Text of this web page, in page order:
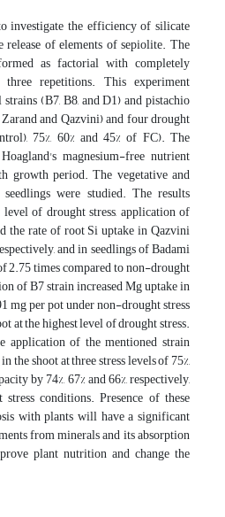
investigate the efficiency of silicate
of elements of sepiolite. The
as factorial with completely
repetitions. This experiment
(B7, B8, and D1) and pistachio
and Qazvini) and four drought
75%, 60% and 45% of FC). The
magnesium-free nutrient
growth period. The vegetative and
were studied. The results
of drought stress, application of
the rate of root Si uptake in Qazvini
and in seedlings of Badami
2.75 times compared to non-drought
of B7 strain increased Mg uptake in
mg per pot under non-drought stress
at the highest level of drought stress.
application of the mentioned strain
the shoot at three stress levels of 75%,
by 74%, 67% and 66%, respectively,
conditions. Presence of these
with plants will have a significant
from minerals and its absorption
plant nutrition and change the